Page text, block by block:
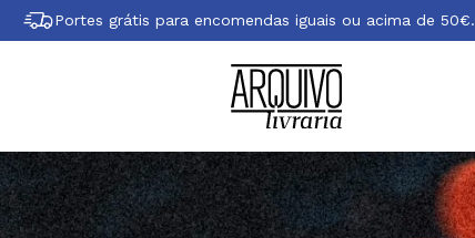
Portes grátis para encomendas iguais ou acima de 50€.